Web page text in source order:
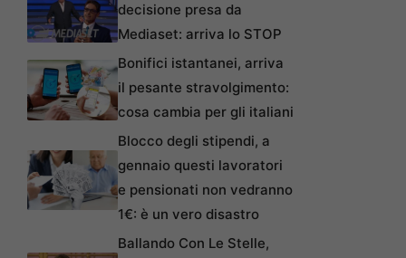
decisione presa da
Mediaset: arriva lo STOP
Bonifici istantanei, arriva
il pesante stravolgimento:
cosa cambia per gli italiani
Blocco degli stipendi, a
gennaio questi lavoratori
e pensionati non vedranno
1€: è un vero disastro
Ballando Con Le Stelle,